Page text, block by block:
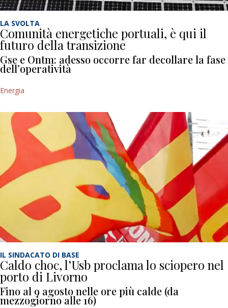
LA SVOLTA
Comunità energetiche portuali, è qui il
futuro della transizione
Gse e Ontm: adesso occorre far decollare la fase
dell’operatività
Energia
IL SINDACATO DI BASE
Caldo choc, l’Usb proclama lo sciopero nel
porto di Livorno
Fino al 9 agosto nelle ore più calde (da
mezzogiorno alle 16)